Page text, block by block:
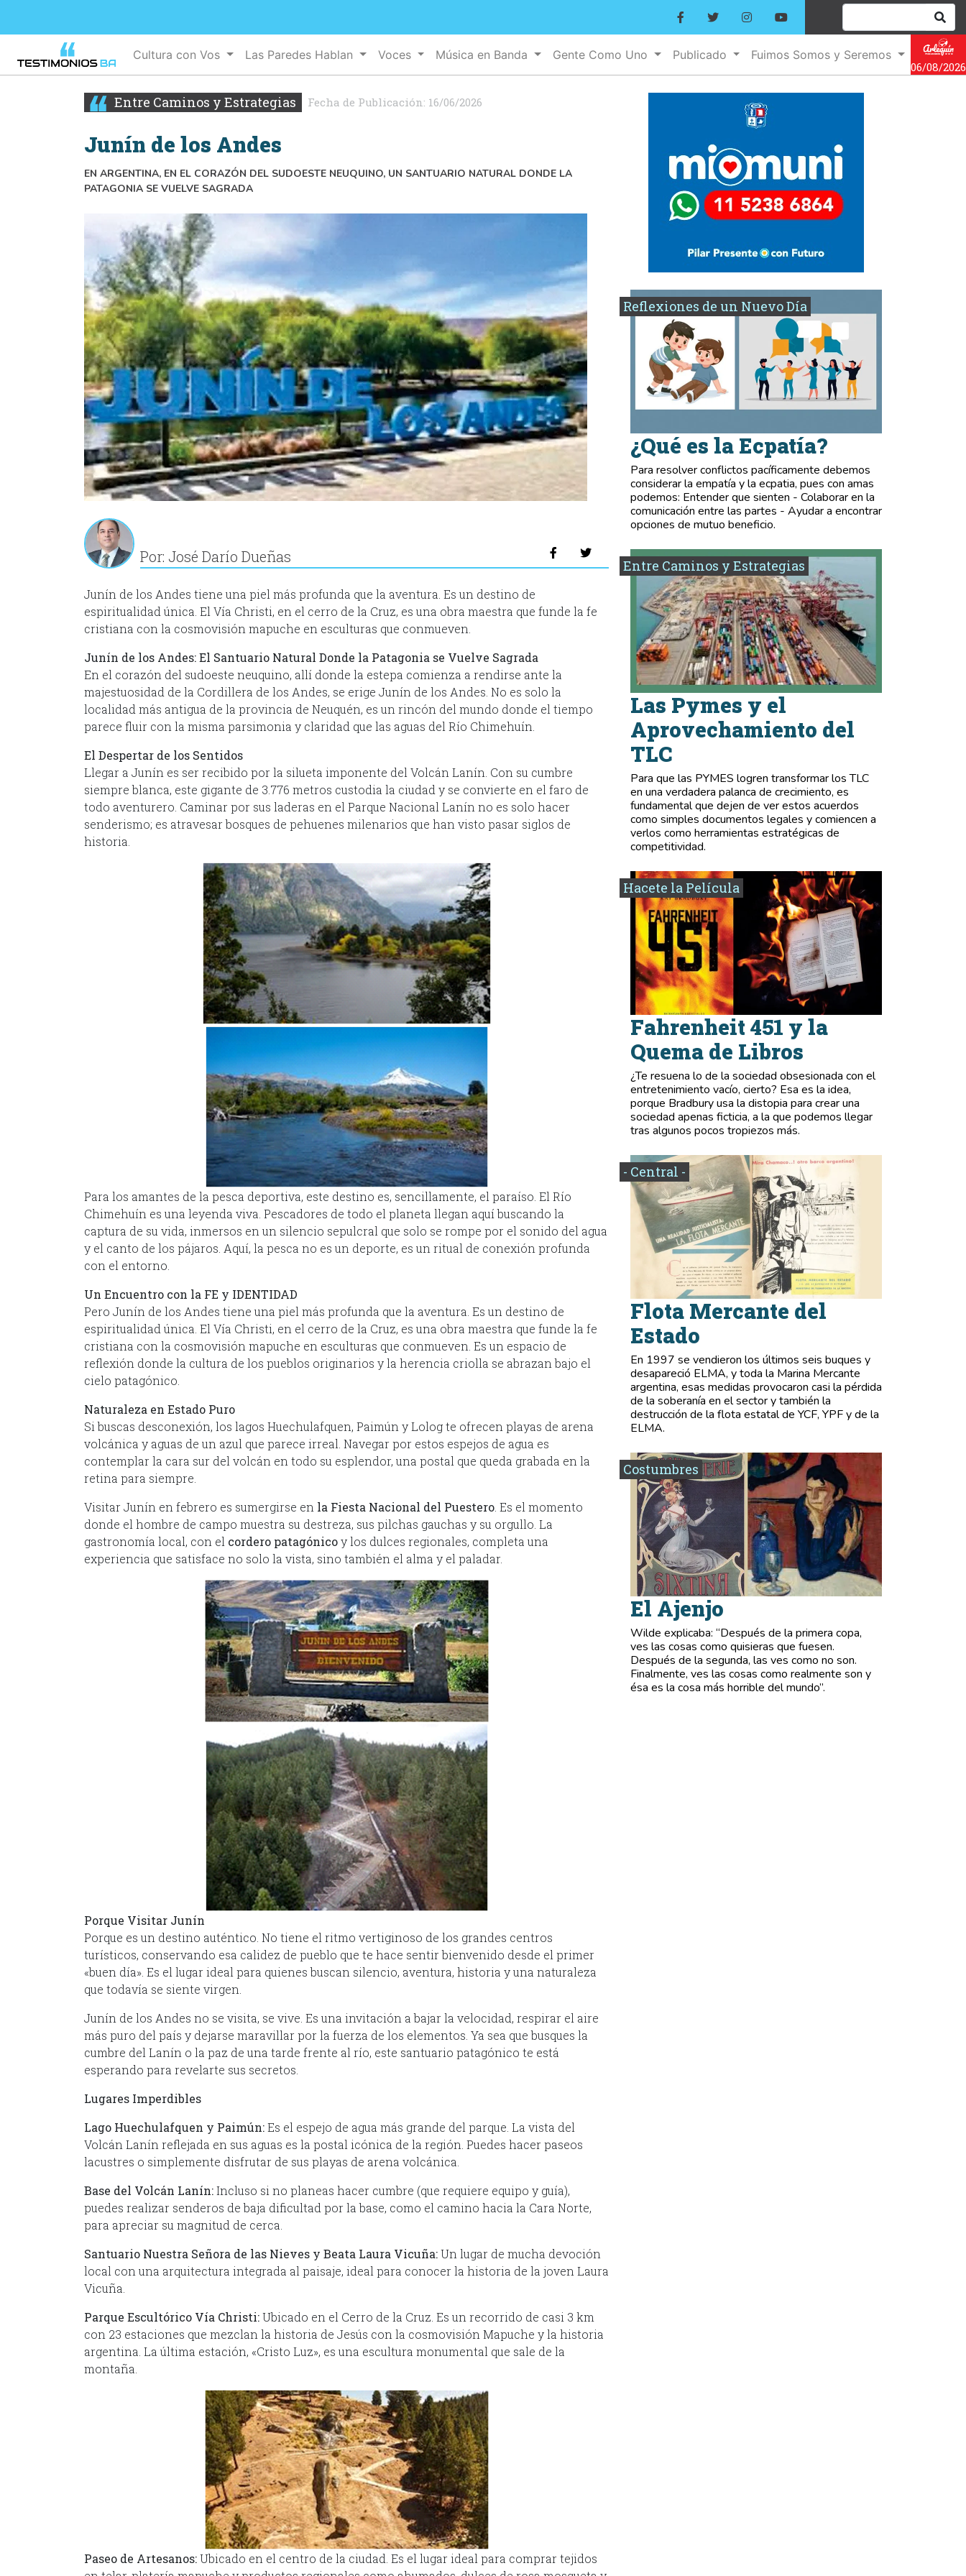
Cultura con Vos Las Paredes Hablan Voces Música en Banda Gente Como Uno Publicado
Fuimos Somos y Seremos
06/08/2026
Entre Caminos y Estrategias Fecha de Publicación: 16/06/2026
Junín de los Andes
EN ARGENTINA, EN EL CORAZÓN DEL SUDOESTE NEUQUINO, UN SANTUARIO NATURAL DONDE LA
PATAGONIA SE VUELVE SAGRADA
Por: José Darío Dueñas
Junín de los Andes tiene una piel más profunda que la aventura. Es un destino de
espiritualidad única. El Vía Christi, en el cerro de la Cruz, es una obra maestra que funde la fe
cristiana con la cosmovisión mapuche en esculturas que conmueven.
Junín de los Andes: El Santuario Natural Donde la Patagonia se Vuelve Sagrada
En el corazón del sudoeste neuquino, allí donde la estepa comienza a rendirse ante la
majestuosidad de la Cordillera de los Andes, se erige Junín de los Andes. No es solo la
localidad más antigua de la provincia de Neuquén, es un rincón del mundo donde el tiempo
parece fluir con la misma parsimonia y claridad que las aguas del Río Chimehuín.
El Despertar de los Sentidos
Llegar a Junín es ser recibido por la silueta imponente del Volcán Lanín. Con su cumbre
siempre blanca, este gigante de 3.776 metros custodia la ciudad y se convierte en el faro de
todo aventurero. Caminar por sus laderas en el Parque Nacional Lanín no es solo hacer
senderismo; es atravesar bosques de pehuenes milenarios que han visto pasar siglos de
historia.
Para los amantes de la pesca deportiva, este destino es, sencillamente, el paraíso. El Río
Chimehuín es una leyenda viva. Pescadores de todo el planeta llegan aquí buscando la
captura de su vida, inmersos en un silencio sepulcral que solo se rompe por el sonido del agua
y el canto de los pájaros. Aquí, la pesca no es un deporte, es un ritual de conexión profunda
con el entorno.
Un Encuentro con la FE y IDENTIDAD
Pero Junín de los Andes tiene una piel más profunda que la aventura. Es un destino de
espiritualidad única. El Vía Christi, en el cerro de la Cruz, es una obra maestra que funde la fe
cristiana con la cosmovisión mapuche en esculturas que conmueven. Es un espacio de
reflexión donde la cultura de los pueblos originarios y la herencia criolla se abrazan bajo el
cielo patagónico.
Naturaleza en Estado Puro
Si buscas desconexión, los lagos Huechulafquen, Paimún y Lolog te ofrecen playas de arena
volcánica y aguas de un azul que parece irreal. Navegar por estos espejos de agua es
contemplar la cara sur del volcán en todo su esplendor, una postal que queda grabada en la
retina para siempre.
Visitar Junín en febrero es sumergirse en la Fiesta Nacional del Puestero . Es el momento
donde el hombre de campo muestra su destreza, sus pilchas gauchas y su orgullo. La
gastronomía local, con el cordero patagónicoy los dulces regionales, completa una
experiencia que satisface no solo la vista, sino también el alma y el paladar.
Porque Visitar Junín
Porque es un destino auténtico. No tiene el ritmo vertiginoso de los grandes centros
turísticos, conservando esa calidez de pueblo que te hace sentir bienvenido desde el primer
«buen día». Es el lugar ideal para quienes buscan silencio, aventura, historia y una naturaleza
que todavía se siente virgen.
Junín de los Andes no se visita, se vive. Es una invitación a bajar la velocidad, respirar el aire
más puro del país y dejarse maravillar por la fuerza de los elementos. Ya sea que busques la
cumbre del Lanín o la paz de una tarde frente al río, este santuario patagónico te está
esperando para revelarte sus secretos.
Lugares Imperdibles
Lago Huechulafquen y Paimún:Es el espejo de agua más grande del parque. La vista del
Volcán Lanín reflejada en sus aguas es la postal icónica de la región. Puedes hacer paseos
lacustres o simplemente disfrutar de sus playas de arena volcánica.
Base del Volcán Lanín:Incluso si no planeas hacer cumbre (que requiere equipo y guía),
puedes realizar senderos de baja dificultad por la base, como el camino hacia la Cara Norte,
para apreciar su magnitud de cerca.
Santuario Nuestra Señora de las Nieves y Beata Laura Vicuña:Un lugar de mucha devoción
local con una arquitectura integrada al paisaje, ideal para conocer la historia de la joven Laura
Vicuña.
Parque Escultórico Vía Christi:Ubicado en el Cerro de la Cruz. Es un recorrido de casi 3 km
con 23 estaciones que mezclan la historia de Jesús con la cosmovisión Mapuche y la historia
argentina. La última estación, «Cristo Luz», es una escultura monumental que sale de la
montaña.
Paseo de Artesanos:Ubicado en el centro de la ciudad. Es el lugar ideal para comprar tejidos
Reflexiones de un Nuevo Día
¿Qué es la Ecpatía?
Para resolver conflictos pacíficamente debemos
considerar la empatía y la ecpatia, pues con amas
podemos: Entender que sienten - Colaborar en la
comunicación entre las partes - Ayudar a encontrar
opciones de mutuo beneficio.
Entre Caminos y Estrategias
Las Pymes y el
Aprovechamiento del
TLC
Para que las PYMES logren transformar los TLC
en una verdadera palanca de crecimiento, es
fundamental que dejen de ver estos acuerdos
como simples documentos legales y comiencen a
verlos como herramientas estratégicas de
competitividad.
Hacete la Película
Fahrenheit 451 y la
Quema de Libros
¿Te resuena lo de la sociedad obsesionada con el
entretenimiento vacío, cierto? Esa es la idea,
porque Bradbury usa la distopia para crear una
sociedad apenas ficticia, a la que podemos llegar
tras algunos pocos tropiezos más.
- Central -
Flota Mercante del
Estado
En 1997 se vendieron los últimos seis buques y
desapareció ELMA, y toda la Marina Mercante
argentina, esas medidas provocaron casi la pérdida
de la soberanía en el sector y también la
destrucción de la flota estatal de YCF, YPF y de la
ELMA.
Costumbres
El Ajenjo
Wilde explicaba: “Después de la primera copa,
ves las cosas como quisieras que fuesen.
Después de la segunda, las ves como no son.
Finalmente, ves las cosas como realmente son y
ésa es la cosa más horrible del mundo”.